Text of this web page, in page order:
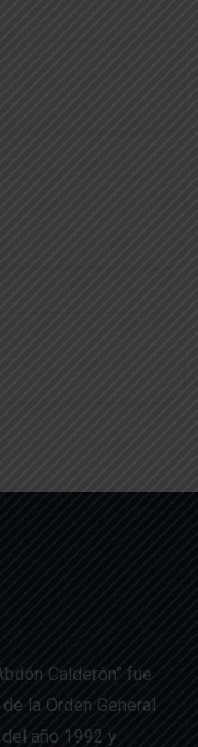
Calderón” fue
la Orden General
año 1992 y